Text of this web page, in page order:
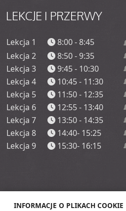
LEKCJE I PRZERWY
Lekcja 1 8:00 - 8:45
Lekcja 2
8:50 - 9:35
Lekcja 3
9:45 - 10:30
Lekcja 4
10:45 - 11:30
Lekcja 5
11:50 - 12:35
Lekcja 6
12:55 - 13:40
Lekcja 7
13:50 - 14:35
Lekcja 8
14:40- 15:25
Lekcja 9
15:30- 16:15
INFORMACJE O PLIKACH COOKIE